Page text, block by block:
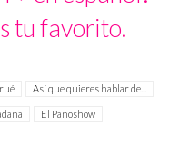
tu favorito.
Así que quieres hablar de...
El Panoshow